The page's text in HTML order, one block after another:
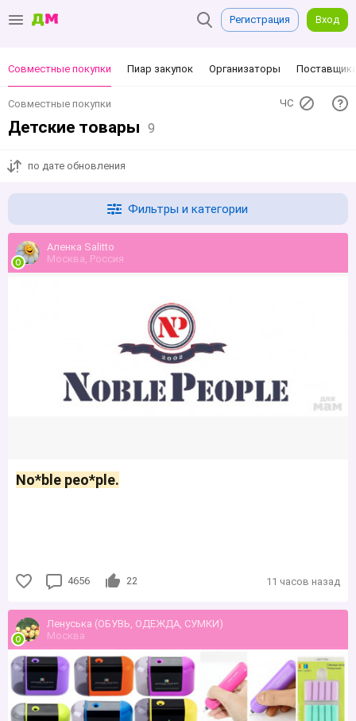
Регистрация Вход
Совместные покупки Пиар закупок Организаторы
ЧС
Совместные покупки
Детские товары 9
по дате обновления
Фильтры и категории
Аленка Sаlittо
Москва, Россия
No*blе peo*ple.
4656 22 11 часов назад
Ленуська (ОБУВЬ, ОДЕЖДА, СУМКИ)
Москва